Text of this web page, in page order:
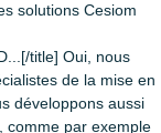
solutions Cesiom
title] Oui, nous
de la mise en
développons aussi
comme par exemple